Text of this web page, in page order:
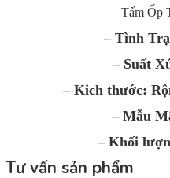
Tấm Ốp
– Tình
– Suất
– Kich thước:
– Mẫu
– Khối
Tư vấn sản phẩm